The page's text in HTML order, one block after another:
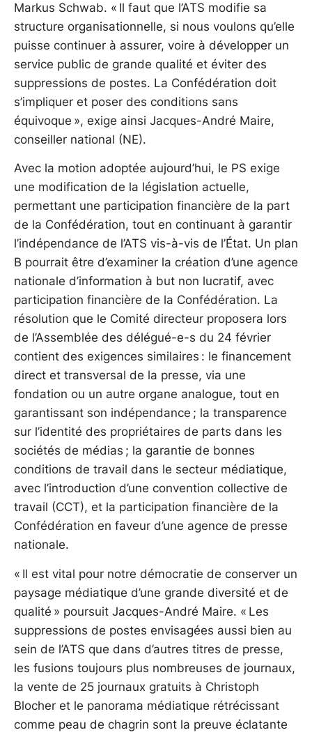
Markus Schwab. « Il faut que l’ATS modifie sa
structure organisationnelle, si nous voulons qu’elle
puisse continuer à assurer, voire à développer un
service public de grande qualité et éviter des
suppressions de postes. La Confédération doit
s’impliquer et poser des conditions sans
équivoque », exige ainsi Jacques-André Maire,
conseiller national (NE).
Avec la motion adoptée aujourd’hui, le PS exige
une modification de la législation actuelle,
permettant une participation financière de la part
de la Confédération, tout en continuant à garantir
l’indépendance de l’ATS vis-à-vis de l’État. Un plan
B pourrait être d’examiner la création d’une agence
nationale d’information à but non lucratif, avec
participation financière de la Confédération. La
résolution que le Comité directeur proposera lors
de l’Assemblée des délégué-e-s du 24 février
contient des exigences similaires : le financement
direct et transversal de la presse, via une
fondation ou un autre organe analogue, tout en
garantissant son indépendance ; la transparence
sur l’identité des propriétaires de parts dans les
sociétés de médias ; la garantie de bonnes
conditions de travail dans le secteur médiatique,
avec l’introduction d’une convention collective de
travail (CCT), et la participation financière de la
Confédération en faveur d’une agence de presse
nationale.
« Il est vital pour notre démocratie de conserver un
paysage médiatique d’une grande diversité et de
qualité » poursuit Jacques-André Maire. « Les
suppressions de postes envisagées aussi bien au
sein de l’ATS que dans d’autres titres de presse,
les fusions toujours plus nombreuses de journaux,
la vente de 25 journaux gratuits à Christoph
Blocher et le panorama médiatique rétrécissant
comme peau de chagrin sont la preuve éclatante